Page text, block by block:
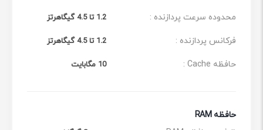
محدوده سرعت پردازنده : 1.2 تا 4.5 گیگاهرتز
فرکانس پردازنده : 1.2 تا 4.5 گیگاهرتز
حافظه Cache : 10 مگابایت
حافظه RAM